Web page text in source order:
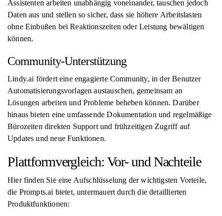
Assistenten arbeiten unabhängig voneinander, tauschen jedoch
Daten aus und stellen so sicher, dass sie höhere Arbeitslasten
ohne Einbußen bei Reaktionszeiten oder Leistung bewältigen
können.
Community-Unterstützung
Lindy.ai fördert eine engagierte Community, in der Benutzer
Automatisierungsvorlagen austauschen, gemeinsam an
Lösungen arbeiten und Probleme beheben können. Darüber
hinaus bieten eine umfassende Dokumentation und regelmäßige
Bürozeiten direkten Support und frühzeitigen Zugriff auf
Updates und neue Funktionen.
Plattformvergleich: Vor- und Nachteile
Hier finden Sie eine Aufschlüsselung der wichtigsten Vorteile,
die Prompts.ai bietet, untermauert durch die detaillierten
Produktfunktionen: